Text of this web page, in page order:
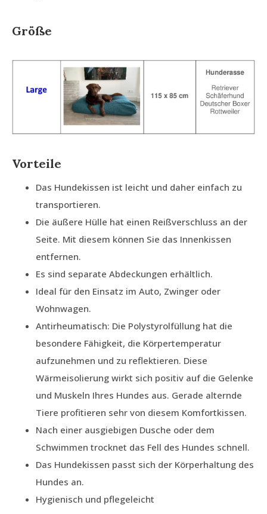
Größe
Vorteile
Das Hundekissen ist leicht und daher einfach zu
transportieren.
Die äußere Hülle hat einen Reißverschluss an der
Seite. Mit diesem können Sie das Innenkissen
entfernen.
Es sind separate Abdeckungen erhältlich.
Ideal für den Einsatz im Auto, Zwinger oder
Wohnwagen.
Antirheumatisch: Die Polystyrolfüllung hat die
besondere Fähigkeit, die Körpertemperatur
aufzunehmen und zu reflektieren. Diese
Wärmeisolierung wirkt sich positiv auf die Gelenke
und Muskeln Ihres Hundes aus. Gerade alternde
Tiere profitieren sehr von diesem Komfortkissen.
Nach einer ausgiebigen Dusche oder dem
Schwimmen trocknet das Fell des Hundes schnell.
Das Hundekissen passt sich der Körperhaltung des
Hundes an.
Hygienisch und pflegeleicht